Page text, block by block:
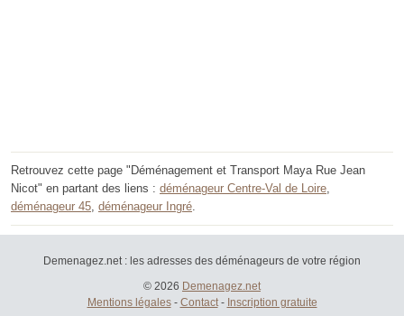
Retrouvez cette page "Déménagement et Transport Maya Rue Jean
Nicot" en partant des liens : déménageur Centre-Val de Loire
déménageur 45 déménageur Ingré
Demenagez.net : les adresses des déménageurs de votre région
© 2026 Demenagez.net
Mentions légales- Contact- Inscription gratuite